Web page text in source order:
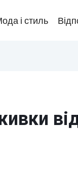
і стиль